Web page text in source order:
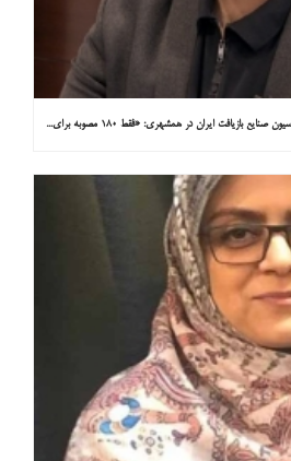
یادداشت ویژه هفته محیط‌زیست رئیس فدراسیون صنایع بازیافت ایران در همشهری: «فقط ۱۸۰ مصوبه برای خارج کردن خودروهای فرسوده از خیابان‌ها»